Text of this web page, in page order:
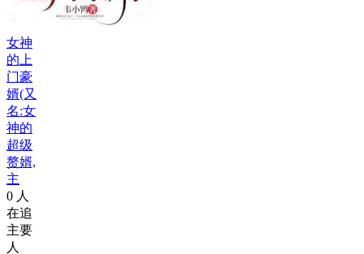
女神
的上
门豪
婿(又
名:女
神的
超级
赘婿,
主
0 人
在追
主要
人